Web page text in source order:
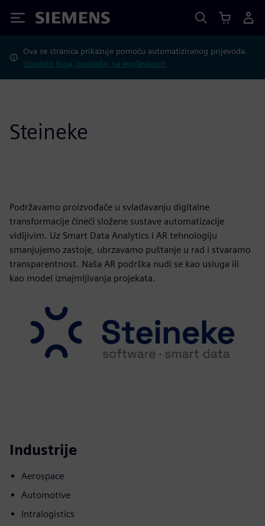
Siemens
Ova se stranica prikazuje pomoću automatiziranog prijevoda.
Umjesto toga, pogledaj na engleskom?
Steineke
Podržavamo proizvođače u svladavanju digitalne
transformacije čineći složene sustave automatizacije
vidljivim. Uz Smart Data Analytics i AR tehnologiju
smanjujemo zastoje, ubrzavamo puštanje u rad i stvaramo
transparentnost. Naša AR podrška nudi se kao usluga ili
kao model iznajmljivanja projekata.
Industrije
Aerospace
Automotive
Intralogistics